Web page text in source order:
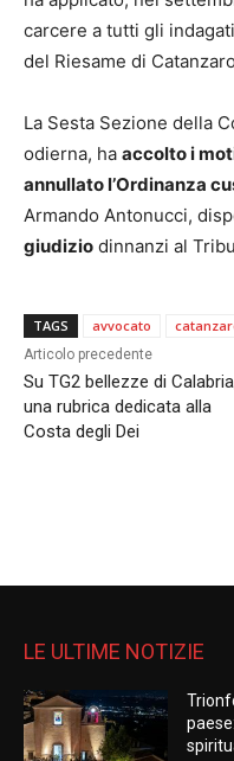
carcere a tutti gli
del Riesame di
La Sesta Sezione della
odierna, ha accolto i
annullato l’Ordinanza
Armando Antonucci,
giudizio dinnanzi al
TAGS avvocato
Articolo precedente
Su TG2 bellezze di
una rubrica dedicata alla
Costa degli Dei
LE ULTIME NOTIZIE